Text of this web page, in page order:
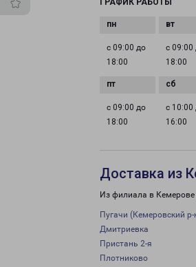
ГРАФИК РАБОТЫ
с 09:00 до
18:00
с 09:00
18:00
с 09:00 до
18:00
с 10:00
16:00
Доставка из
Из филиала в Кемерове
Пугачи (Кемеровский р-
Дмитриевка
Пристань 2-я
Плотниково